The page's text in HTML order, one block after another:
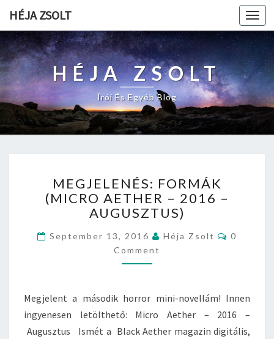
HÉJA ZSOLT
HÉJA ZSOLT
Írói És Egyéb Blog
E
G
J
L
E
N
:
F
O
MEGJELENÉS: FORMÁK
(MICRO AETHER – 2016 –
AUGUSZTUS)
September 13, 2016 Héja Zsolt
C
O
S
0
Comment
Megjelent a második horror mini-novellám! Innen
ingyenesen letölthető: Micro Aether – 2016 –
Augusztus Ismét a Black Aether magazin digitális,